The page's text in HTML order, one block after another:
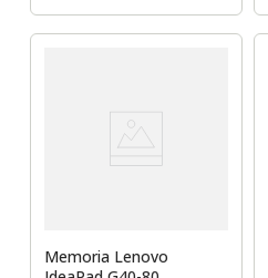
Memoria Lenovo